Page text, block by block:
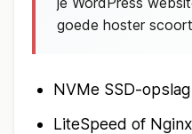
goede hoster
NVMe SSD-opslag
LiteSpeed of